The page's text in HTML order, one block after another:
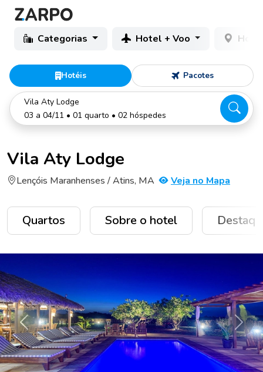
Categorias Hotel + Voo
Hotéis Pacotes
Vila Aty Lodge
03 a 04/11 • 01 quarto • 02 hóspedes
Vila Aty Lodge
Lençóis Maranhenses / Atins, MA Veja no Mapa
Quartos Sobre o hotel
Anterior